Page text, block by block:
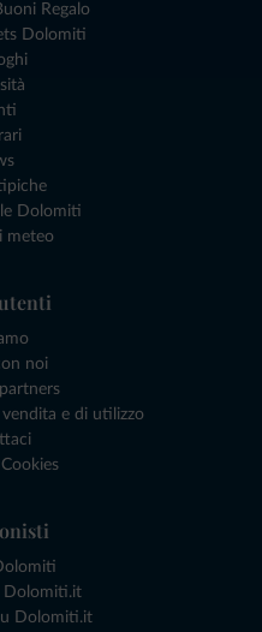
Regalo
Dolomiti
le Dolomiti
meteo
noi
e di utilizzo
Dolomiti.it
Dolomiti.it